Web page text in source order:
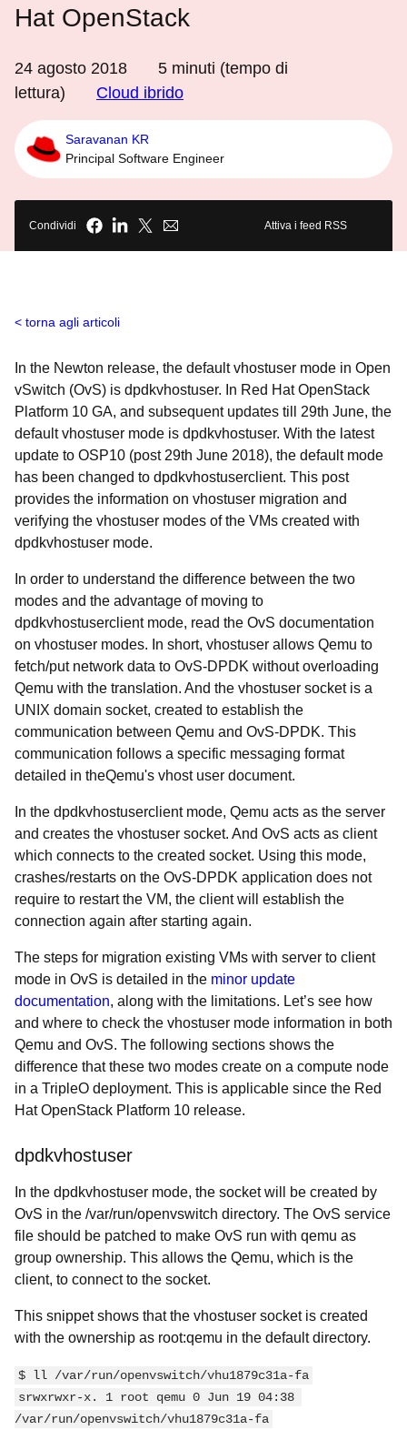
Hat OpenStack
24 agosto 2018 5 minuti (tempo di
lettura)
Cloud ibrido
Saravanan KR
Principal Software Engineer
Condividi Attiva i feed RSS
torna agli articoli
In the Newton release, the default vhostuser mode in Open
vSwitch (OvS) is dpdkvhostuser. In Red Hat OpenStack
Platform 10 GA, and subsequent updates till 29th June, the
default vhostuser mode is dpdkvhostuser. With the latest
update to OSP10 (post 29th June 2018), the default mode
has been changed to dpdkvhostuserclient. This post
provides the information on vhostuser migration and
verifying the vhostuser modes of the VMs created with
dpdkvhostuser mode.
In order to understand the difference between the two
modes and the advantage of moving to
dpdkvhostuserclient mode, read the OvS documentation
on vhostuser modes. In short, vhostuser allows Qemu to
fetch/put network data to OvS-DPDK without overloading
Qemu with the translation. And the vhostuser socket is a
UNIX domain socket, created to establish the
communication between Qemu and OvS-DPDK. This
communication follows a specific messaging format
detailed in theQemu's vhost user document.
In the dpdkvhostuserclient mode, Qemu acts as the server
and creates the vhostuser socket. And OvS acts as client
which connects to the created socket. Using this mode,
crashes/restarts on the OvS-DPDK application does not
require to restart the VM, the client will establish the
connection again after starting again.
The steps for migration existing VMs with server to client
mode in OvS is detailed in the minor update
documentation, along with the limitations. Let’s see how
and where to check the vhostuser mode information in both
Qemu and OvS. The following sections shows the
difference that these two modes create on a compute node
in a TripleO deployment. This is applicable since the Red
Hat OpenStack Platform 10 release.
dpdkvhostuser
In the dpdkvhostuser mode, the socket will be created by
OvS in the /var/run/openvswitch directory. The OvS service
file should be patched to make OvS run with qemu as
group ownership. This allows the Qemu, which is the
client, to connect to the socket.
This snippet shows that the vhostuser socket is created
with the ownership as root:qemu in the default directory.
$ ll /var/run/openvswitch/vhu1879c31a-fa
srwxrwxr-x. 1 root qemu 0 Jun 19 04:38
/var/run/openvswitch/vhu1879c31a-fa